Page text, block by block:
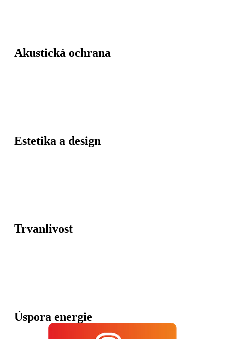
Akustická ochrana
Estetika a design
Trvanlivost
Úspora energie